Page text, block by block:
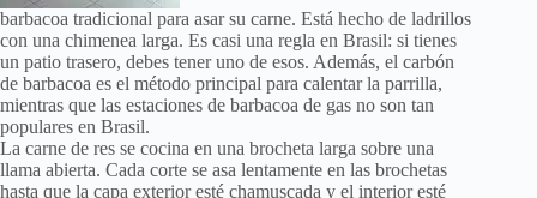
barbacoa tradicional para asar su carne. Está hecho de ladrillos
con una chimenea larga. Es casi una regla en Brasil: si tienes
un patio trasero, debes tener uno de esos. Además, el carbón
de barbacoa es el método principal para calentar la parrilla,
mientras que las estaciones de barbacoa de gas no son tan
populares en Brasil.
La carne de res se cocina en una brocheta larga sobre una
llama abierta. Cada corte se asa lentamente en las brochetas
hasta que la capa exterior esté chamuscada y el interior esté